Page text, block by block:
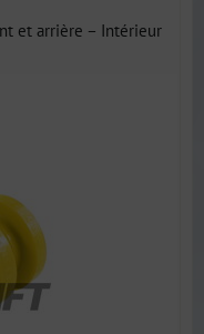
et arrière – Intérieur